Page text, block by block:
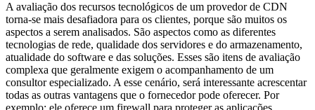
A avaliação dos recursos tecnológicos de um provedor de CDN
torna-se mais desafiadora para os clientes, porque são muitos os
aspectos a serem analisados. São aspectos como as diferentes
tecnologias de rede, qualidade dos servidores e do armazenamento,
atualidade do software e das soluções. Esses são itens de avaliação
complexa que geralmente exigem o acompanhamento de um
consultor especializado. A esse cenário, será interessante acrescentar
todas as outras vantagens que o fornecedor pode oferecer. Por